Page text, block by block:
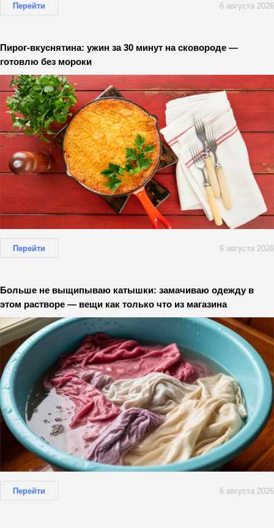
Перейти 6 августа 2026
Пирог-вкуснятина: ужин за 30 минут на сковороде —
готовлю без мороки
Перейти 6 августа 2026
Больше не выщипываю катышки: замачиваю одежду в
этом растворе — вещи как только что из магазина
Перейти 6 августа 2026